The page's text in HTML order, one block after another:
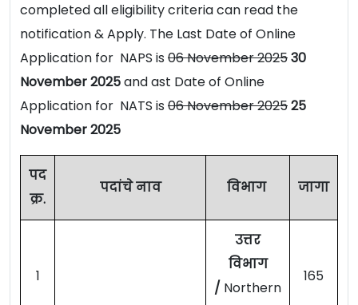
completed all eligibility criteria can read the
notification & Apply. The Last Date of Online
Application for NAPS is 06 November 202530
November 2025and ast Date of Online
Application for NATS is 06 November 202525
November 2025
पद
क्र.
पदांचे नाव विभाग जागा
1
उत्तर
विभाग
/ Northern
165